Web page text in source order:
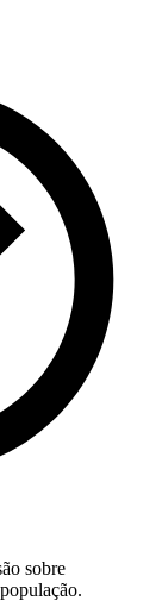
sobre